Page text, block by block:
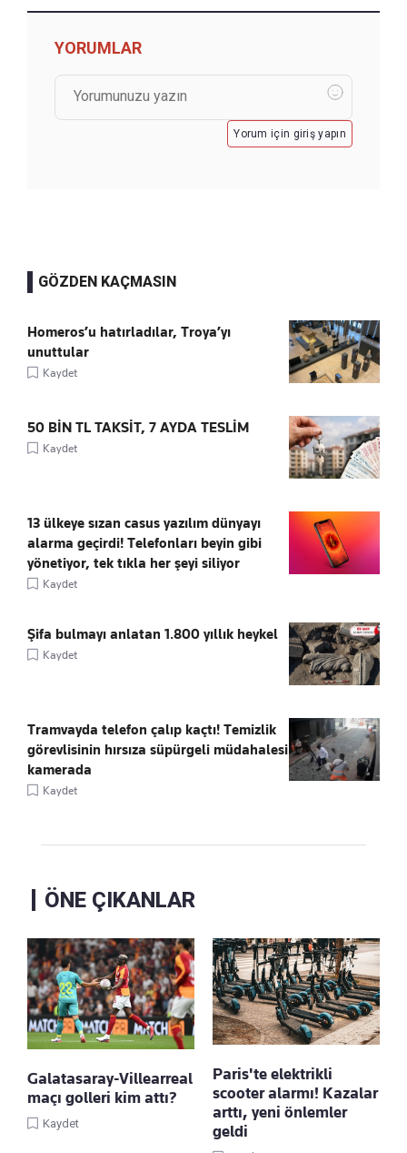
YORUMLAR
Yorum için giriş yapın
GÖZDEN KAÇMASIN
Homeros’u hatırladılar, Troya’yı
unuttular
Kaydet
50 BİN TL TAKSİT, 7 AYDA TESLİM
Kaydet
13 ülkeye sızan casus yazılım dünyayı
alarma geçirdi! Telefonları beyin gibi
yönetiyor, tek tıkla her şeyi siliyor
Kaydet
Şifa bulmayı anlatan 1.800 yıllık heykel
Kaydet
Tramvayda telefon çalıp kaçtı! Temizlik
görevlisinin hırsıza süpürgeli müdahalesi
kamerada
Kaydet
ÖNE ÇIKANLAR
Galatasaray-Villearreal
maçı golleri kim attı?
Kaydet
Paris'te elektrikli
scooter alarmı! Kazalar
arttı, yeni önlemler
geldi